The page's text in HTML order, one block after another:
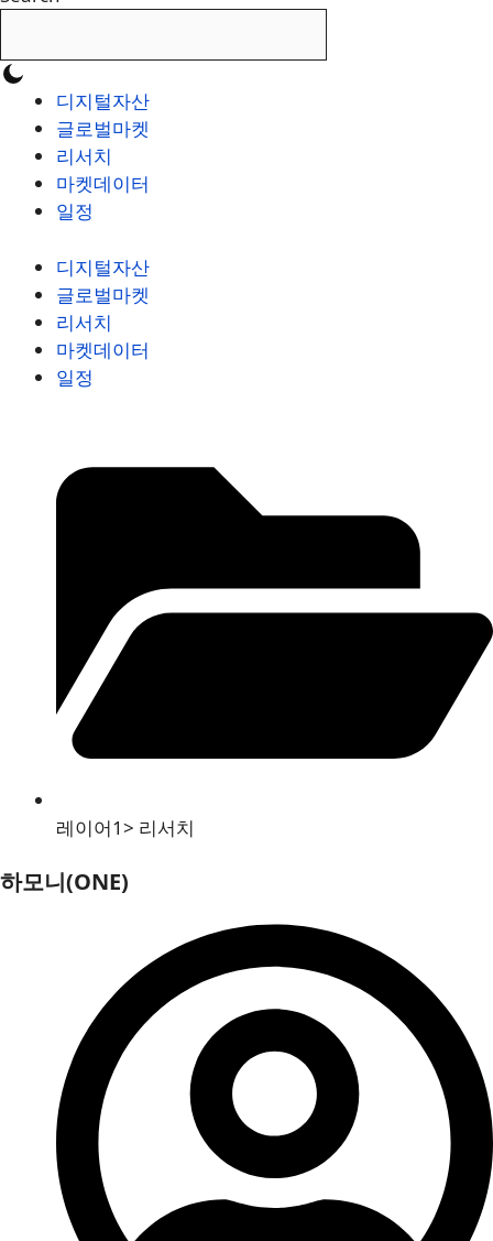
디지털자산
글로벌마켓
리서치
마켓데이터
일정
디지털자산
글로벌마켓
리서치
마켓데이터
일정
레이어1> 리서치
하모니(ONE)